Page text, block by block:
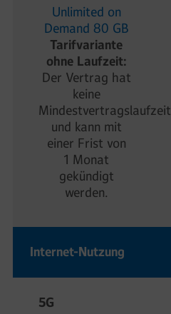
Unlimited on
Demand 80 GB
Tarifvariante
ohne Laufzeit:
Der Vertrag hat
keine
Mindestvertragslaufzeit
und kann mit
einer Frist von
1 Monat
gekündigt
werden.
Internet-Nutzung
5G